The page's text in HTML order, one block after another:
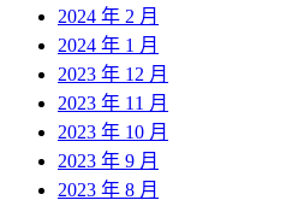
2024 年 2 月
2024 年 1 月
2023 年 12 月
2023 年 11 月
2023 年 10 月
2023 年 9 月
2023 年 8 月